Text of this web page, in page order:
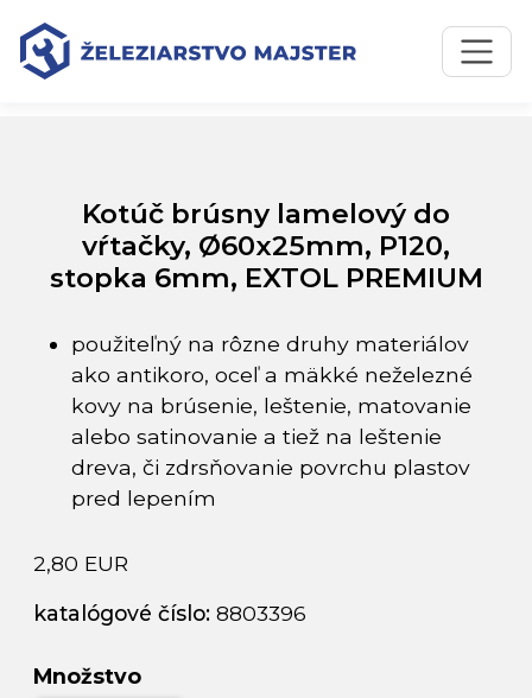
Preskočiť na obsah
Preskočiť na hlavné menu
Úvodná stránka
Kotúč brúsny lamelový do vŕtačky, Ø60x25mm, P120,
stopka 6mm, EXTOL PREMIUM
Kotúč brúsny lamelový do
vŕtačky, Ø60x25mm, P120,
stopka 6mm, EXTOL PREMIUM
použiteľný na rôzne druhy materiálov
ako antikoro, oceľ a mäkké neželezné
kovy na brúsenie, leštenie, matovanie
alebo satinovanie a tiež na leštenie
dreva, či zdrsňovanie povrchu plastov
pred lepením
2,80 EUR
katalógové číslo: 8803396
Množstvo